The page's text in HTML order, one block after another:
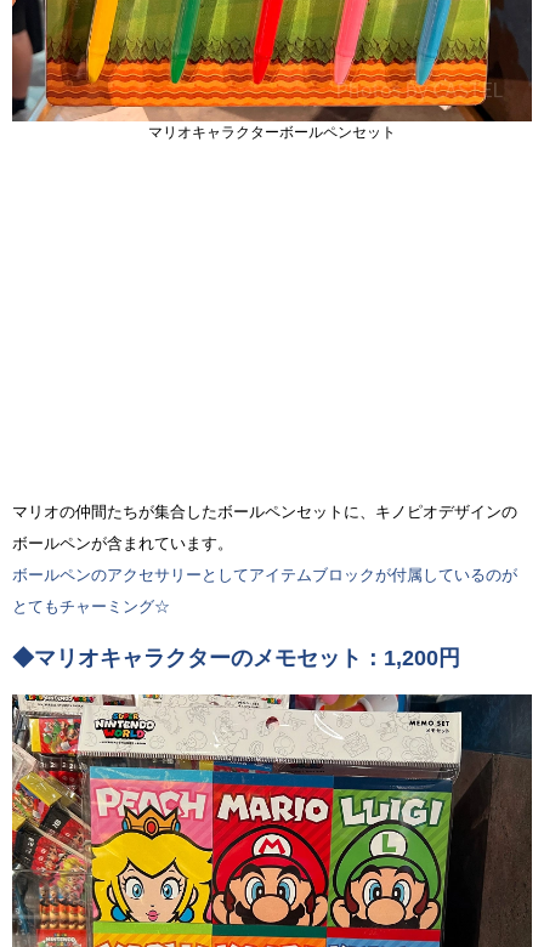
マリオキャラクターボールペンセット
マリオの仲間たちが集合したボールペンセットに、キノピオデザインの
ボールペンが含まれています。
ボールペンのアクセサリーとしてアイテムブロックが付属しているのが
とてもチャーミング☆
◆マリオキャラクターのメモセット：1,200円